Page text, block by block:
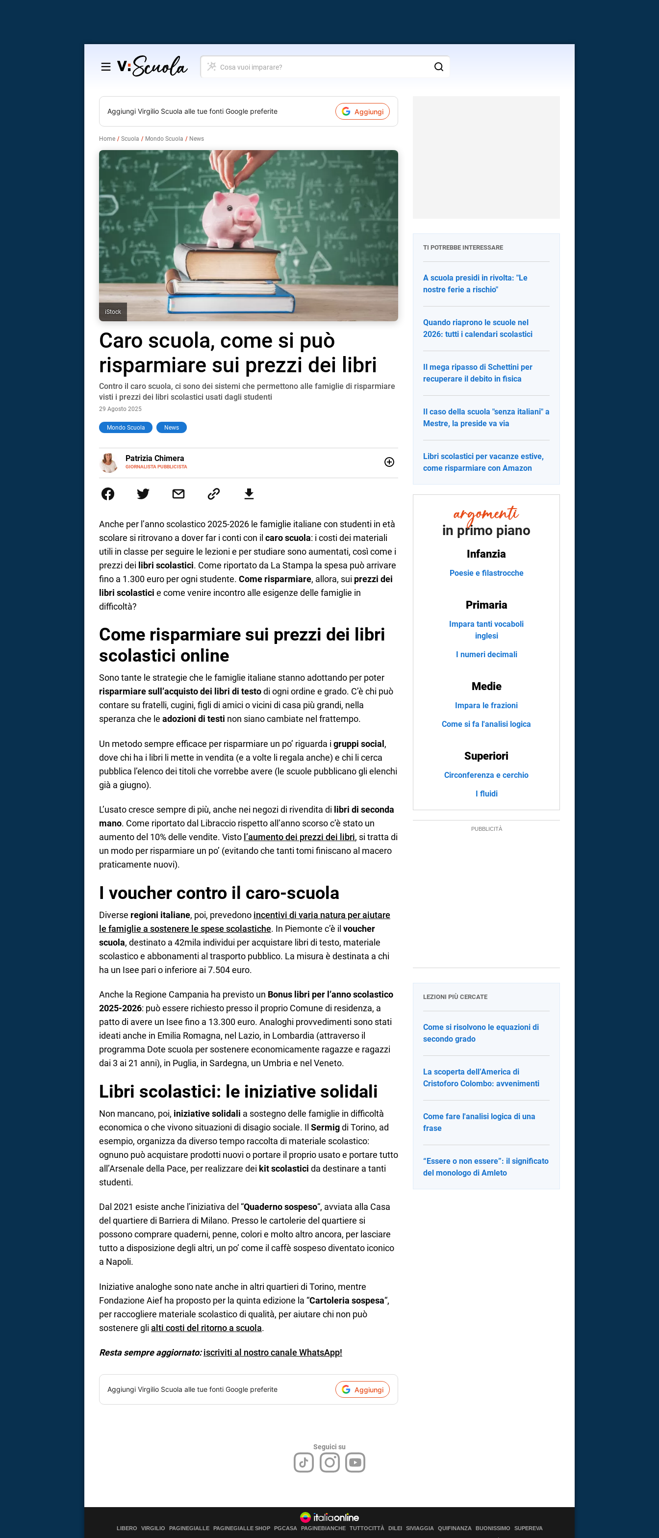
Salta
contenuto
Cosa
vuoi
Aggiungi Virgilio Scuola alle tue fonti Google preferite Aggiungi
Home Scuola Mondo Scuola News
iStock
Caro scuola, come si può
risparmiare sui prezzi dei libri
Contro il caro scuola, ci sono dei sistemi che permettono alle famiglie di risparmiare
visti i prezzi dei libri scolastici usati dagli studenti
29 Agosto 2025
Mondo Scuola News
Patrizia Chimera
GIORNALISTA PUBBLICISTA
E-
MAIL
LINKEDIN
comunicazione specializzandosi nella scrittura di articoli sul mondo scolastico.
Anche per l’anno scolastico 2025-2026 le famiglie italiane con studenti in età
scolare si ritrovano a dover far i conti con il caro scuola: i costi dei materiali
utili in classe per seguire le lezioni e per studiare sono aumentati, così come i
prezzi dei libri scolastici. Come riportato da La Stampa la spesa può arrivare
fino a 1.300 euro per ogni studente. Come risparmiare, allora, sui prezzi dei
libri scolastici e come venire incontro alle esigenze delle famiglie in
difficoltà?
Come risparmiare sui prezzi dei libri
scolastici online
Sono tante le strategie che le famiglie italiane stanno adottando per poter
risparmiare sull’acquisto dei libri di testodi ogni ordine e grado. C’è chi può
contare su fratelli, cugini, figli di amici o vicini di casa più grandi, nella
speranza che le adozioni di testi non siano cambiate nel frattempo.
Un metodo sempre efficace per risparmiare un po’ riguarda i gruppi social,
dove chi ha i libri li mette in vendita (e a volte li regala anche) e chi li cerca
pubblica l’elenco dei titoli che vorrebbe avere (le scuole pubblicano gli elenchi
già a giugno).
L’usato cresce sempre di più, anche nei negozi di rivendita di libri di seconda
mano. Come riportato dal Libraccio rispetto all’anno scorso c’è stato un
aumento del 10% delle vendite. Visto l’aumento dei prezzi dei libri, si tratta di
un modo per risparmiare un po’ (evitando che tanti tomi finiscano al macero
praticamente nuovi).
I voucher contro il caro-scuola
Diverse regioni italiane, poi, prevedono incentivi di varia natura per aiutare
le famiglie a sostenere le spese scolastiche. In Piemonte c’è il voucher
scuola, destinato a 42mila individui per acquistare libri di testo, materiale
scolastico e abbonamenti al trasporto pubblico. La misura è destinata a chi
ha un Isee pari o inferiore ai 7.504 euro.
Anche la Regione Campania ha previsto un Bonus libri per l’anno scolastico
2025-2026: può essere richiesto presso il proprio Comune di residenza, a
patto di avere un Isee fino a 13.300 euro. Analoghi provvedimenti sono stati
ideati anche in Emilia Romagna, nel Lazio, in Lombardia (attraverso il
programma Dote scuola per sostenere economicamente ragazze e ragazzi
dai 3 ai 21 anni), in Puglia, in Sardegna, un Umbria e nel Veneto.
Libri scolastici: le iniziative solidali
Non mancano, poi, iniziative solidali a sostegno delle famiglie in difficoltà
economica o che vivono situazioni di disagio sociale. Il Sermigdi Torino, ad
esempio, organizza da diverso tempo raccolta di materiale scolastico:
ognuno può acquistare prodotti nuovi o portare il proprio usato e portare tutto
all’Arsenale della Pace, per realizzare dei kit scolastici da destinare a tanti
studenti.
Dal 2021 esiste anche l’iniziativa del “Quaderno sospeso“, avviata alla Casa
del quartiere di Barriera di Milano. Presso le cartolerie del quartiere si
possono comprare quaderni, penne, colori e molto altro ancora, per lasciare
tutto a disposizione degli altri, un po’ come il caffè sospeso diventato iconico
a Napoli.
Iniziative analoghe sono nate anche in altri quartieri di Torino, mentre
Fondazione Aief ha proposto per la quinta edizione la “Cartoleria sospesa“,
per raccogliere materiale scolastico di qualità, per aiutare chi non può
sostenere gli alti costi del ritorno a scuola.
Resta sempre aggiornato: iscriviti al nostro canale WhatsApp!
Aggiungi Virgilio Scuola alle tue fonti Google preferite Aggiungi
TI POTREBBE INTERESSARE
A scuola presidi in rivolta: "Le
nostre ferie a rischio"
Quando riaprono le scuole nel
2026: tutti i calendari scolastici
Il mega ripasso di Schettini per
recuperare il debito in fisica
Il caso della scuola "senza italiani" a
Mestre, la preside va via
Libri scolastici per vacanze estive,
come risparmiare con Amazon
in primo piano
Infanzia
Poesie e filastrocche
Primaria
Impara tanti vocaboli
inglesi
I numeri decimali
Medie
Impara le frazioni
Come si fa l'analisi logica
Superiori
Circonferenza e cerchio
I fluidi
LEZIONI PIÙ CERCATE
Come si risolvono le equazioni di
secondo grado
La scoperta dell’America di
Cristoforo Colombo: avvenimenti
Come fare l'analisi logica di una
frase
“Essere o non essere”: il significato
del monologo di Amleto
Seguici su
LIBERO VIRGILIO PAGINEGIALLE PAGINEGIALLE SHOP PGCASA PAGINEBIANCHE TUTTOCITTÀ DILEI SIVIAGGIA QUIFINANZA BUONISSIMO
SUPEREVA